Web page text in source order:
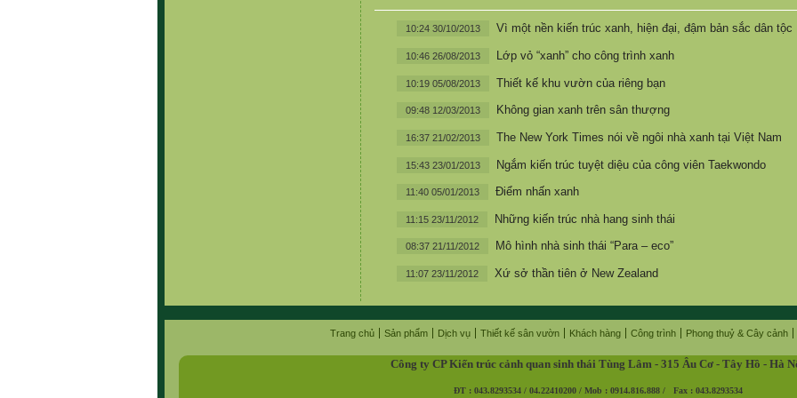
10:24 30/10/2013 Vì một nền kiến trúc xanh, hiện đại, đậm bản sắc dân tộc
10:46 26/08/2013 Lớp vỏ “xanh” cho công trình xanh
10:19 05/08/2013 Thiết kế khu vườn của riêng bạn
09:48 12/03/2013 Không gian xanh trên sân thượng
16:37 21/02/2013 The New York Times nói về ngôi nhà xanh tại Việt Nam
15:43 23/01/2013 Ngắm kiến trúc tuyệt diệu của công viên Taekwondo
11:40 05/01/2013 Điểm nhấn xanh
11:15 23/11/2012 Những kiến trúc nhà hang sinh thái
08:37 21/11/2012 Mô hình nhà sinh thái “Para – eco”
11:07 23/11/2012 Xứ sở thần tiên ở New Zealand
Trang chủ Sản phẩm Dịch vụ Thiết kế sân vườn Khách hàng Công trình Phong thuỷ & Cây cảnh
Công ty CP Kiến trúc cảnh quan sinh thái Tùng Lâm - 315 Âu Cơ - Tây Hồ - Hà
ĐT : 043.8293534 / 04.22410200 / Mob : 0914.816.888 / Fax : 043.8293534